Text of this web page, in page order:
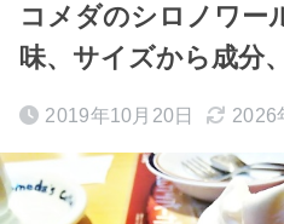
コメダのシロノワー
味、サイズから成分
2019年10月20日 2026